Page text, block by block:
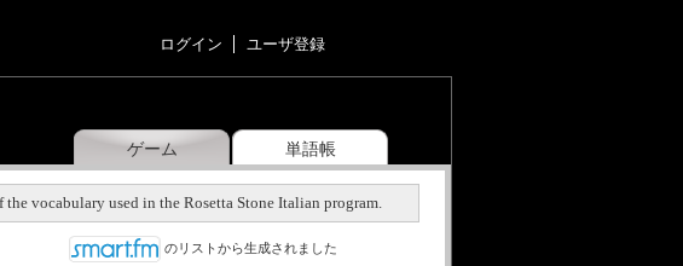
ログイン ユーザ登録
ゲーム 単語帳
the vocabulary used in the Rosetta Stone Italian program.
のリストから生成されました